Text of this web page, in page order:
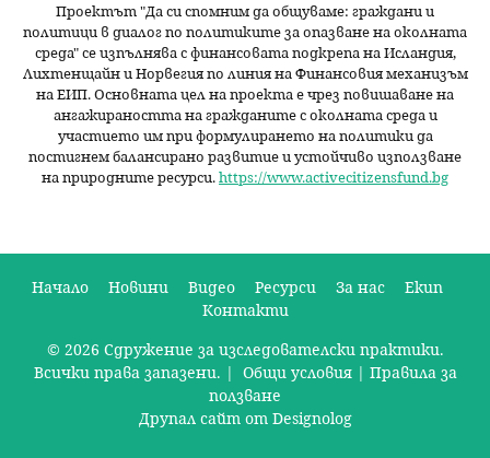
Проектът "Да си спомним даобщуваме: граждани и
политици в диалог по политиките за опазване на околната
среда" се изпълнява с финансовата подкрепа на Исландия,
Лихтенщайн и Норвегия по линия на Финансовия механизъм
на ЕИП. Основната цел на проекта е чрез повишаване на
ангажираността на гражданите с околната среда и
участието им при формулирането на политики да
постигнем балансирано развитие и устойчиво използване
на природните ресурси.https://www.activecitizensfund.bg
с
Начало Новини Видео Ресурси За нас
Екип
Контакти
© 2026 Сдружение за изследователски практики.
Всички права запазени. | Общи условия| Правила за
ползване
Друпал сайт от Designolog